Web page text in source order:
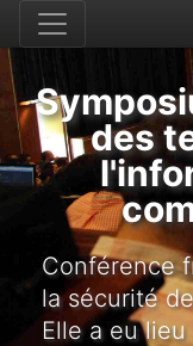
des
Conférence
la sécurité
Elle a eu